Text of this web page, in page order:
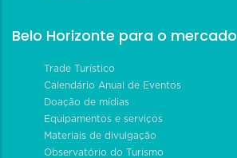
Belo Horizonte para o mercado
Trade Turístico
Calendário Anual de Eventos
Doação de mídias
Equipamentos e serviços
Materiais de divulgação
Observatório do Turismo